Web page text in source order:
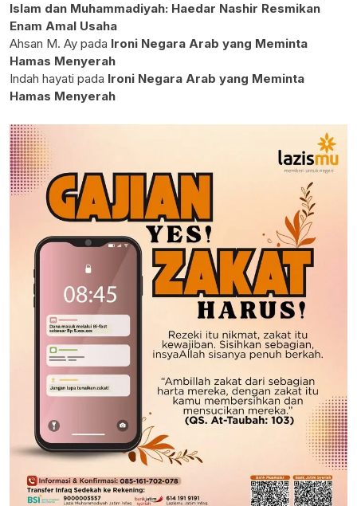
Islam dan Muhammadiyah: Haedar Nashir Resmikan
Enam Amal Usaha
Ahsan M. Ay pada Ironi Negara Arab yang Meminta
Hamas Menyerah
Indah hayati pada Ironi Negara Arab yang Meminta
Hamas Menyerah